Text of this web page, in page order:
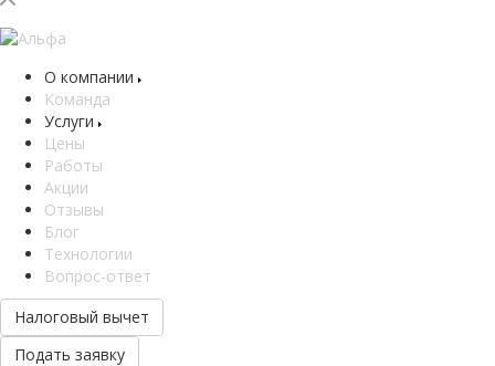
О компании
Команда
Услуги
Цены
Работы
Акции
Отзывы
Блог
Технологии
Вопрос-ответ
Налоговый вычет
Подать заявку